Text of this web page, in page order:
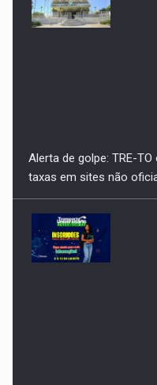
taxas em sites não